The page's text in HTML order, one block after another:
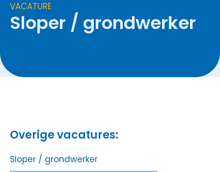
VACATURE
Sloper / grondwerker
Overige vacatures:
Sloper / grondwerker